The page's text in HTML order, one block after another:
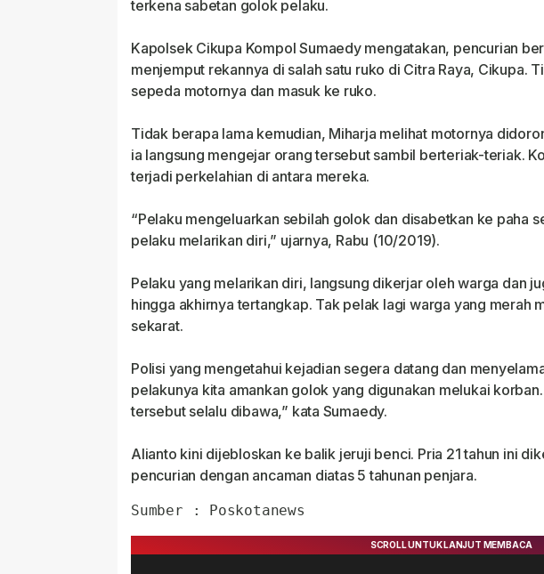
terkena sabetan golok pelaku.
Kapolsek Cikupa Kompol Sumaedy mengatakan, pencurian
menjemput rekannya di salah satu ruko di Citra Raya, Cikupa.
sepeda motornya dan masuk ke ruko.
Tidak berapa lama kemudian, Miharja melihat motornya
ia langsung mengejar orang tersebut sambil berteriak-teriak.
terjadi perkelahian di antara mereka.
“Pelaku mengeluarkan sebilah golok dan disabetkan ke paha
pelaku melarikan diri,” ujarnya, Rabu (10/2019).
Pelaku yang melarikan diri, langsung dikerjar oleh warga dan
hingga akhirnya tertangkap. Tak pelak lagi warga yang merah
sekarat.
Polisi yang mengetahui kejadian segera datang dan
pelakunya kita amankan golok yang digunakan melukai
tersebut selalu dibawa,” kata Sumaedy.
Alianto kini dijebloskan ke balik jeruji benci. Pria 21 tahun ini
pencurian dengan ancaman diatas 5 tahunan penjara.
Sumber : Poskotanews